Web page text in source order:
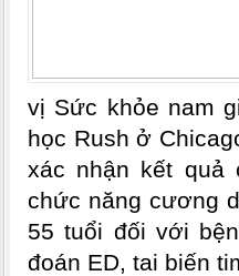
vị Sức khỏe nam
học Rush ở
xác nhận kết quả
chức năng cương
55 tuổi đối với
đoán ED, tai biến